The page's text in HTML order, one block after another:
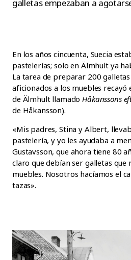
galletas empezaban a
En los años cincuenta, Suecia
pastelerías; solo en Älmhult ya
La tarea de preparar 200
aficionados a los muebles recayó
de Älmhult llamadoHåkanssons
de Håkansson).
«Mis padres, Stina y Albert,
pastelería, y yo les ayudaba a
Gustavsson, que ahora tiene 80
claro que debían ser galletas que
muebles. Nosotros hacíamos el
tazas».